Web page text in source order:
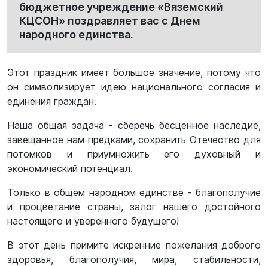
бюджетное учреждение «Вяземский
КЦСОН» поздравляет вас с Днем
народного единства.
Этот праздник имеет большое значение, потому что
он символизирует идею национального согласия и
единения граждан.
Наша общая задача - сберечь бесценное наследие,
завещанное нам предками, сохранить Отечество для
потомков и приумножить его духовный и
экономический потенциал.
Только в общем народном единстве - благополучие
и процветание страны, залог нашего достойного
настоящего и уверенного будущего!
В этот день примите искренние пожелания доброго
здоровья, благополучия, мира, стабильности,